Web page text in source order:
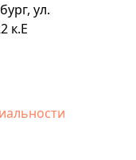
ул.
к.Е